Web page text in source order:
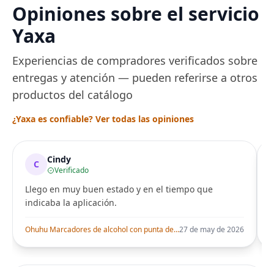
de metal para Mi
Smart Band 6
Opiniones sobre el servicio
Yaxa
Experiencias de compradores verificados sobre
entregas y atención — pueden referirse a otros
productos del catálogo
¿Yaxa es confiable? Ver todas las opiniones
C Cindy
Verificado
Llego en muy buen estado y en el tiempo que
indicaba la aplicación.
Ohuhu Marcadores de alcohol con punta de pincel – Juego de marcadores artísticos de doble punta con certificación AP para artistas adultos27 de may de 2026